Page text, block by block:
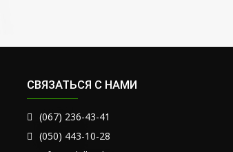
СВЯЗАТЬСЯ С НАМИ
(067) 236-43-41
(050) 443-10-28